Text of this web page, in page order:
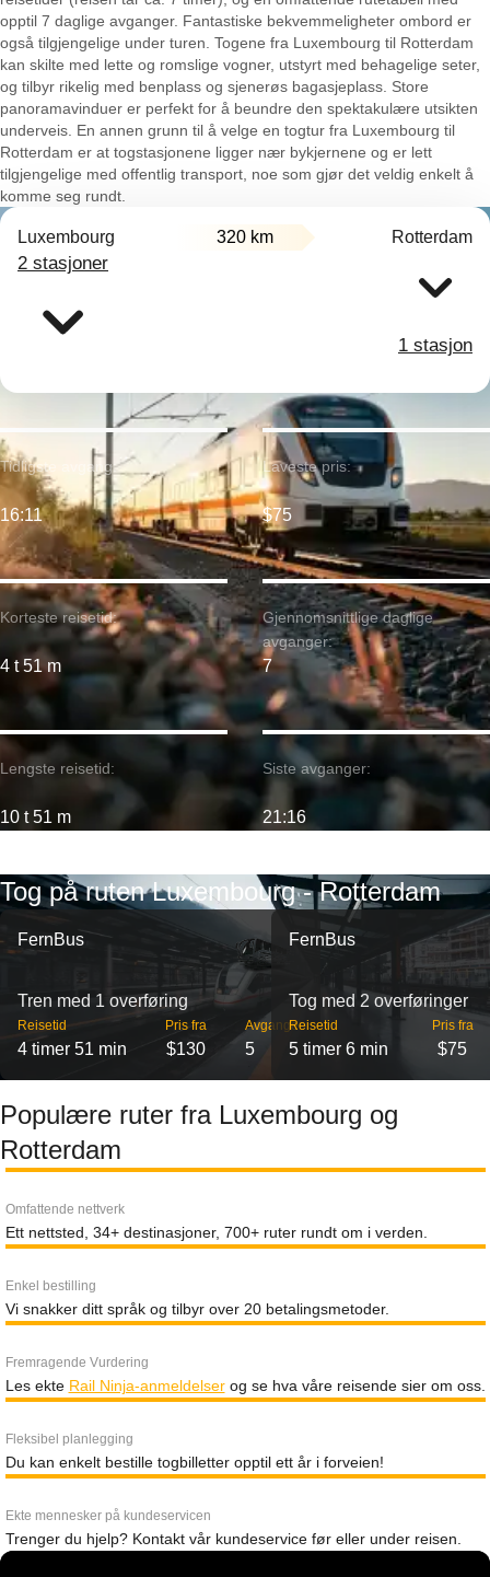
opptil 7 daglige avganger. Fantastiske bekvemmeligheter ombord er
også tilgjengelige under turen. Togene fra Luxembourg til Rotterdam
kan skilte med lette og romslige vogner, utstyrt med behagelige seter,
og tilbyr rikelig med benplass og sjenerøs bagasjeplass. Store
panoramavinduer er perfekt for å beundre den spektakulære utsikten
underveis. En annen grunn til å velge en togtur fra Luxembourg til
Rotterdam er at togstasjonene ligger nær bykjernene og er lett
tilgjengelige med offentlig transport, noe som gjør det veldig enkelt å
komme seg rundt.
Luxembourg 320 km Rotterdam
2 stasjoner
1 stasjon
Korteste reisetid:
4 t 51 m
Tidligste avgang:
16:11
Lengste reisetid:
10 t 51 m
Laveste pris:
$75
Gjennomsnittlige daglige
avganger:
7
Siste avganger:
21:16
Tog på ruten Luxembourg - Rotterdam
FernBus
Tren med 1 overføring
Reisetid
4 timer 51 min
Pris fra
$130
Avganger
5
FernBus
Tog med 2 overføringer
Reisetid
5 timer 6 min
Pris fra
$75
Populære ruter fra Luxembourg og
Rotterdam
Omfattende nettverk
Ett nettsted, 34+ destinasjoner, 700+ ruter rundt om i verden.
Enkel bestilling
Vi snakker ditt språk og tilbyr over 20 betalingsmetoder.
Fremragende Vurdering
Les ekte Rail Ninja-anmeldelserog se hva våre reisende sier om oss.
Fleksibel planlegging
Du kan enkelt bestille togbilletter opptil ett år i forveien!
Ekte mennesker på kundeservicen
Trenger du hjelp? Kontakt vår kundeservice før eller under reisen.